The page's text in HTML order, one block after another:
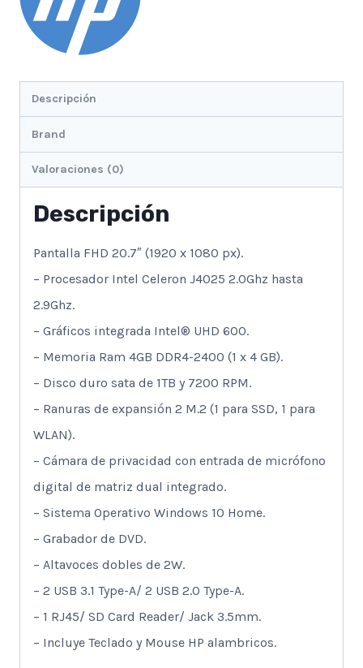
W10
cantidad
Descripción
Brand
Valoraciones (0)
Descripción
Pantalla FHD 20.7″ (1920 x 1080 px).
– Procesador Intel Celeron J4025 2.0Ghz hasta
2.9Ghz.
– Gráficos integrada Intel® UHD 600.
– Memoria Ram 4GB DDR4-2400 (1 x 4 GB).
– Disco duro sata de 1TB y 7200 RPM.
– Ranuras de expansión 2 M.2 (1 para SSD, 1 para
WLAN).
– Cámara de privacidad con entrada de micrófono
digital de matriz dual integrado.
– Sistema Operativo Windows 10 Home.
– Grabador de DVD.
– Altavoces dobles de 2W.
– 2 USB 3.1 Type-A/ 2 USB 2.0 Type-A.
– 1 RJ45/ SD Card Reader/ Jack 3.5mm.
– Incluye Teclado y Mouse HP alambricos.